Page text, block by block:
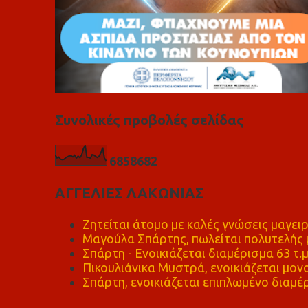
Συνολικές προβολές σελίδας
6858682
ΑΓΓΕΛΙΕΣ ΛΑΚΩΝΙΑΣ
Ζητείται άτομο με καλές γνώσεις
Μαγούλα Σπάρτης, πωλείται πολυτελής
Σπάρτη - Ενοικιάζεται διαμέρισμα 63 τ.μ
Πικουλιάνικα Μυστρά, ενοικιάζεται
Σπάρτη, ενοικιάζεται επιπλωμένο